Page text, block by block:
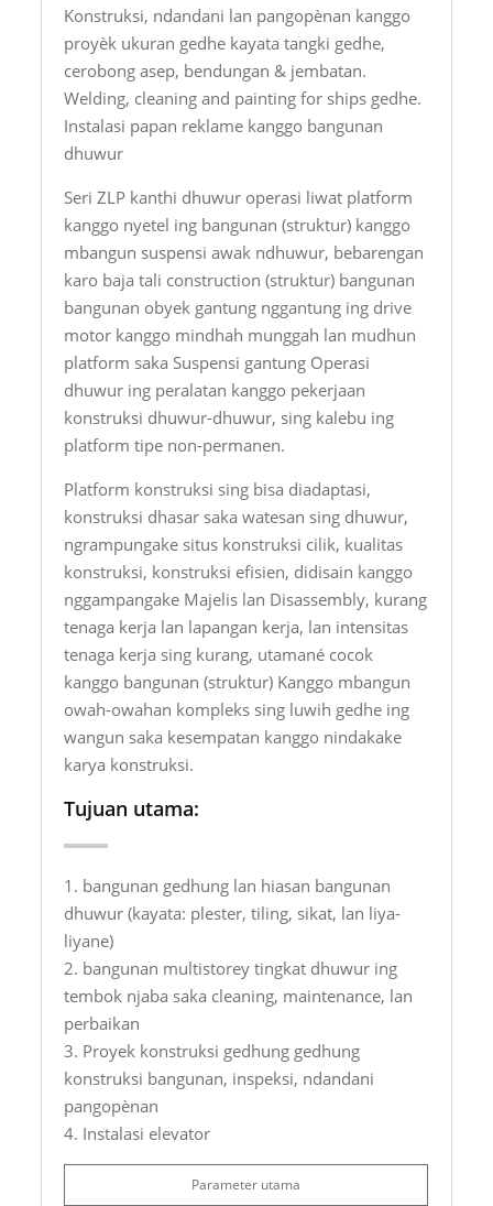
Konstruksi, ndandani lan pangopènan kanggo
proyèk ukuran gedhe kayata tangki gedhe,
cerobong asep, bendungan & jembatan.
Welding, cleaning and painting for ships gedhe.
Instalasi papan reklame kanggo bangunan
dhuwur
Seri ZLP kanthi dhuwur operasi liwat platform
kanggo nyetel ing bangunan (struktur) kanggo
mbangun suspensi awak ndhuwur, bebarengan
karo baja tali construction (struktur) bangunan
bangunan obyek gantung nggantung ing drive
motor kanggo mindhah munggah lan mudhun
platform saka Suspensi gantung Operasi
dhuwur ing peralatan kanggo pekerjaan
konstruksi dhuwur-dhuwur, sing kalebu ing
platform tipe non-permanen.
Platform konstruksi sing bisa diadaptasi,
konstruksi dhasar saka watesan sing dhuwur,
ngrampungake situs konstruksi cilik, kualitas
konstruksi, konstruksi efisien, didisain kanggo
nggampangake Majelis lan Disassembly, kurang
tenaga kerja lan lapangan kerja, lan intensitas
tenaga kerja sing kurang, utamané cocok
kanggo bangunan (struktur) Kanggo mbangun
owah-owahan kompleks sing luwih gedhe ing
wangun saka kesempatan kanggo nindakake
karya konstruksi.
Tujuan utama:
1. bangunan gedhung lan hiasan bangunan
dhuwur (kayata: plester, tiling, sikat, lan liya-
liyane)
2. bangunan multistorey tingkat dhuwur ing
tembok njaba saka cleaning, maintenance, lan
perbaikan
3. Proyek konstruksi gedhung gedhung
konstruksi bangunan, inspeksi, ndandani
pangopènan
4. Instalasi elevator
Parameter utama